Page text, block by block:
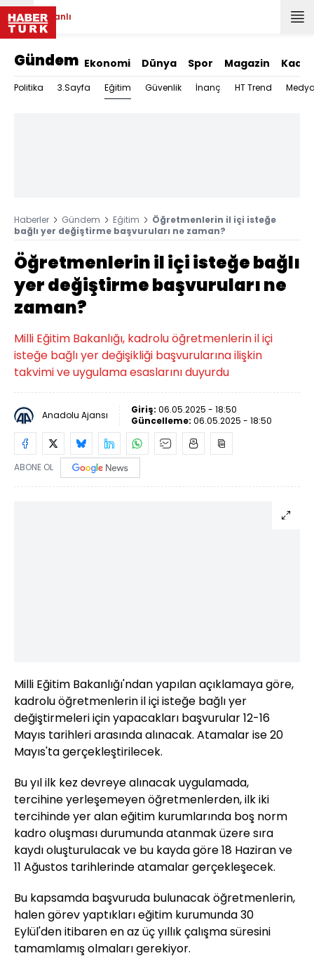
Canlı
Gündem Ekonomi Dünya Spor Magazin Kadın
Politika 3.Sayfa Eğitim Güvenlik İnanç HT Trend
Haberler Gündem Eğitim
Öğretmenlerin il içi isteğe
bağlı yer değiştirme başvuruları ne zaman?
Öğretmenlerin il içi isteğe bağlı
yer değiştirme başvuruları ne
zaman?
Milli Eğitim Bakanlığı, kadrolu öğretmenlerin il içi
isteğe bağlı yer değişikliği başvurularına ilişkin
takvimi ve uygulama esaslarını duyurdu
Anadolu Ajansı Giriş: 06.05.2025 - 18:50
Güncelleme: 06.05.2025 - 18:50
ABONE OL
Milli Eğitim Bakanlığı'ndan yapılan açıklamaya göre,
kadrolu öğretmenlerin il içi isteğe bağlı yer
değiştirmeleri için yapacakları başvurular 12-16
Mayıs tarihleri arasında alınacak. Atamalar ise 20
Mayıs'ta gerçekleştirilecek.
Bu yıl ilk kez devreye alınacak uygulamada,
tercihine yerleşemeyen öğretmenlerden, ilk iki
tercihinde yer alan eğitim kurumlarında boş norm
kadro oluşması durumunda atanmak üzere sıra
kaydı oluşturulacak ve bu kayda göre 18 Haziran ve
11 Ağustos tarihlerinde atamalar gerçekleşecek.
Bu kapsamda başvuruda bulunacak öğretmenlerin,
halen görev yaptıkları eğitim kurumunda 30
Eylül'den itibaren en az üç yıllık çalışma süresini
tamamlamış olmaları gerekiyor.